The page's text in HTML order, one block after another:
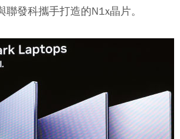
發科攜手打造的N1x晶片。